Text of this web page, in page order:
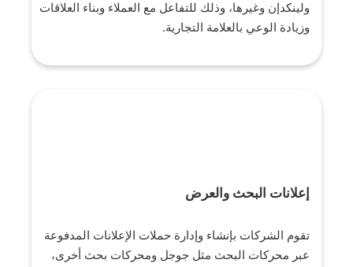
ولينكدإن وغيرها، وذلك للتفاعل مع العملاء وبناء العلاقات
وزيادة الوعي بالعلامة التجارية.
إعلانات البحث والعرض
تقوم الشركات بإنشاء وإدارة حملات الإعلانات المدفوعة
عبر محركات البحث مثل جوجل ومحركات بحث أخرى،